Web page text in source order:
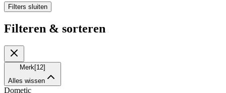
Filters sluiten
Filteren & sorteren
Merk [12]
Alles wissen
Dometic